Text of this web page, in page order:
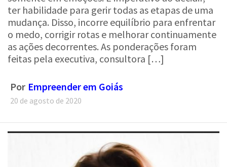
ter habilidade para gerir todas as etapas de uma
mudança. Disso, incorre equilíbrio para enfrentar
o medo, corrigir rotas e melhorar continuamente
as ações decorrentes. As ponderações foram
feitas pela executiva, consultora […]
Por Empreender em Goiás
20 de agosto de 2020